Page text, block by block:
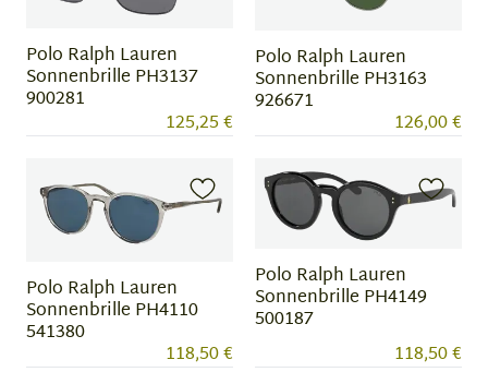
Polo Ralph Lauren
Sonnenbrille PH3137
900281
125,25 €
Polo Ralph Lauren
Sonnenbrille PH3163
926671
126,00 €
Polo Ralph Lauren
Sonnenbrille PH4110
541380
118,50 €
Polo Ralph Lauren
Sonnenbrille PH4149
500187
118,50 €